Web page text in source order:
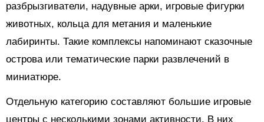
разбрызгиватели, надувные арки, игровые фигурки
животных, кольца для метания и маленькие
лабиринты. Такие комплексы напоминают сказочные
острова или тематические парки развлечений в
миниатюре.
Отдельную категорию составляют большие игровые
центры с несколькими зонами активности. В них